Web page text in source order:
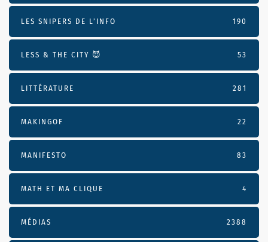
LES SNIPERS DE L’INFO 190
LESS & THE CITY 😈 53
LITTÉRATURE 281
MAKINGOF 22
MANIFESTO 83
MATH ET MA CLIQUE 4
MÉDIAS 2388